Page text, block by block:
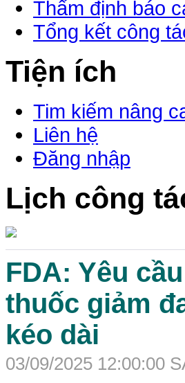
Thẩm định báo
Tổng kết công
Tiện ích
Tim kiếm nâng
Liên hệ
Đăng nhập
Lịch công
FDA: Yêu
thuốc giảm
kéo dài
03/09/2025 12:00:00